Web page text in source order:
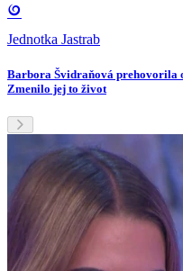
Jednotka Jastrab
Barbora Švidraňová prehovorila
Zmenilo jej to život